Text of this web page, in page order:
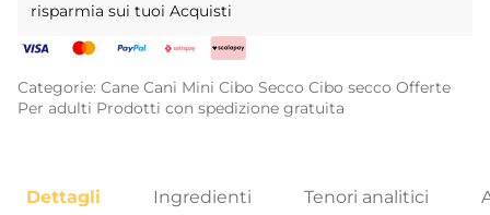
risparmia sui tuoi Acquisti
Categorie: Cane Cani Mini Cibo Secco Cibo secco Offerte
Per adulti Prodotti con spedizione gratuita